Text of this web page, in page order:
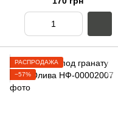
РАСПРОДАЖА
−57%